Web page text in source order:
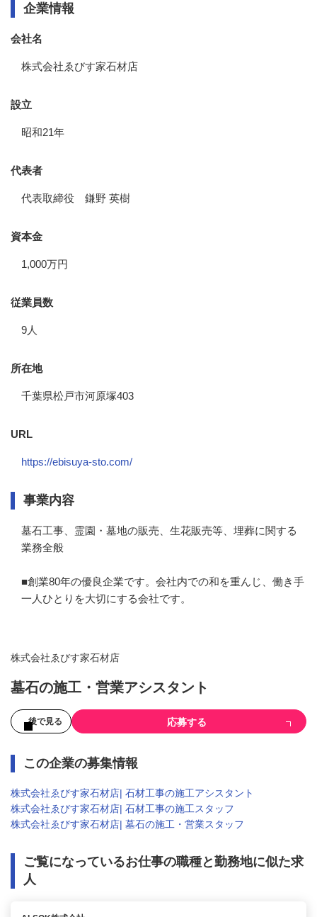
企業情報
会社名
株式会社ゑびす家石材店
設立
昭和21年
代表者
代表取締役 鎌野 英樹
資本金
1,000万円
従業員数
9人
所在地
千葉県松戸市河原塚403
URL
https://ebisuya-sto.com/
事業内容
墓石工事、霊園・墓地の販売、生花販売等、埋葬に関する
業務全般
■創業80年の優良企業です。会社内での和を重んじ、働き手
一人ひとりを大切にする会社です。
株式会社ゑびす家石材店
墓石の施工・営業アシスタント
後で見る 応募する
この企業の募集情報
株式会社ゑびす家石材店| 石材工事の施工アシスタント
株式会社ゑびす家石材店| 石材工事の施工スタッフ
株式会社ゑびす家石材店| 墓石の施工・営業スタッフ
ご覧になっているお仕事の職種と勤務地に似た求
人